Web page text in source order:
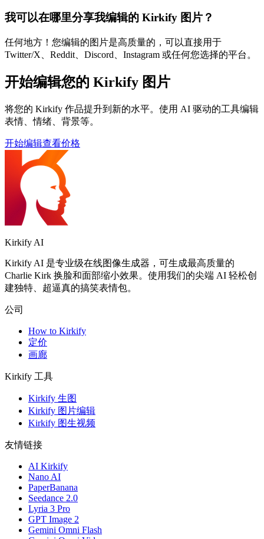
我可以在哪里分享我编辑的 Kirkify 图片？
任何地方！您编辑的图片是高质量的，可以直接用于
Twitter/X、Reddit、Discord、Instagram 或任何您选择的平台。
开始编辑您的 Kirkify 图片
将您的 Kirkify 作品提升到新的水平。使用 AI 驱动的工具编辑
表情、情绪、背景等。
开始编辑查看价格
Kirkify AI
Kirkify AI 是专业级在线图像生成器，可生成最高质量的
Charlie Kirk 换脸和面部缩小效果。使用我们的尖端 AI 轻松创
建独特、超逼真的搞笑表情包。
公司
How to Kirkify
定价
画廊
Kirkify 工具
Kirkify 生图
Kirkify 图片编辑
Kirkify 图生视频
友情链接
AI Kirkify
Nano AI
PaperBanana
Seedance 2.0
Lyria 3 Pro
GPT Image 2
Gemini Omni Flash